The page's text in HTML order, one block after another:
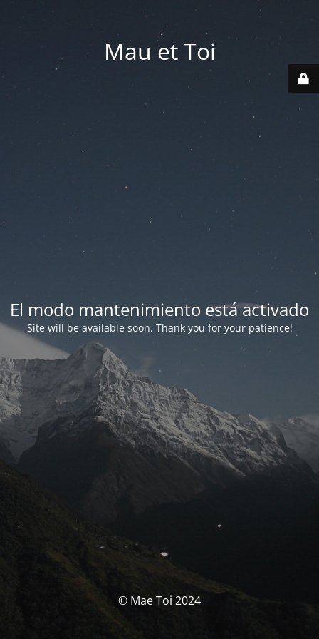
Mau et Toi
El modo mantenimiento está activado
Site will be available soon. Thank you for your patience!
© Mae Toi 2024